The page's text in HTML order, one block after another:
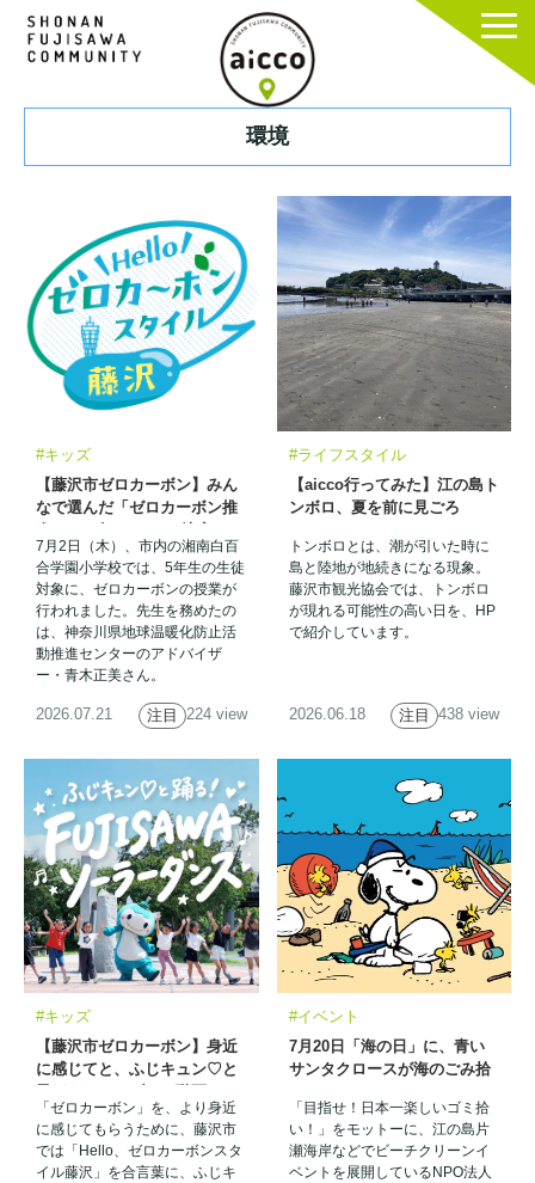
環境
#キッズ
【藤沢市ゼロカーボン】みん
なで選んだ「ゼロカーボン推
進PRロゴマーク」、決定！
7月2日（木）、市内の湘南白百
合学園小学校では、5年生の生徒
対象に、ゼロカーボンの授業が
行われました。先生を務めたの
は、神奈川県地球温暖化防止活
動推進センターのアドバイザ
ー・青木正美さん。
2026.07.21 224 view
注目
#ライフスタイル
【aicco行ってみた】江の島ト
ンボロ、夏を前に見ごろ
トンボロとは、潮が引いた時に
島と陸地が地続きになる現象。
藤沢市観光協会では、トンボロ
が現れる可能性の高い日を、HP
で紹介しています。
2026.06.18 438 view
注目
#キッズ
【藤沢市ゼロカーボン】身近
に感じてと、ふじキュン♡と
「ゼロカーボン」を、より身近
に感じてもらうために、藤沢市
では「Hello、ゼロカーボンスタ
イル藤沢」を合言葉に、ふじキ
#イベント
7月20日「海の日」に、青い
サンタクロースが海のごみ拾
「目指せ！日本一楽しいゴミ拾
い！」をモットーに、江の島片
瀬海岸などでビーチクリーンイ
ベントを展開しているNPO法人